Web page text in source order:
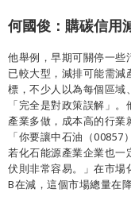
何國俊：購碳信用
他舉例，早期可關停一些
已較大型，減排可能需減
標，不少人以為每個區域
「完全是對政策誤解」
產業多做，成本高的行業
「你要讓中石油（00857
若化石能源產業企業也一
伏則非常容易。」在市場
B在減，這個市場總量在